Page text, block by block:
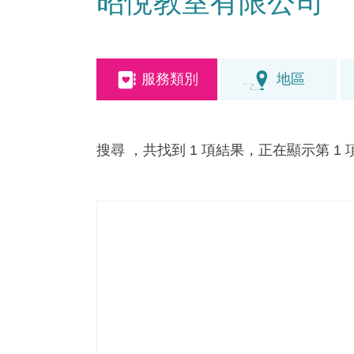
服務類別 地區
搜尋 ，共找到 1 項結果，正在顯示第 1